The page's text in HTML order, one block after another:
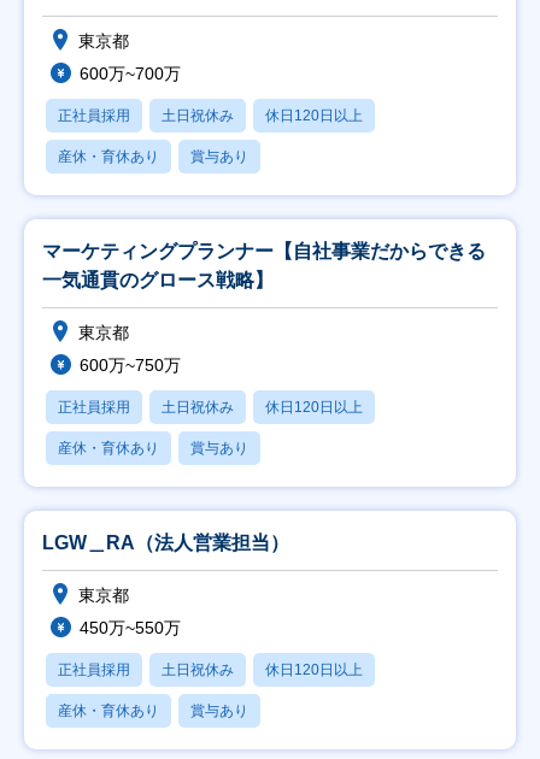
東京都
600万~700万
正社員採用 土日祝休み 休日120日以上
産休・育休あり 賞与あり
マーケティングプランナー【自社事業だからできる
一気通貫のグロース戦略】
東京都
600万~750万
正社員採用 土日祝休み 休日120日以上
産休・育休あり 賞与あり
LGW＿RA（法人営業担当）
東京都
450万~550万
正社員採用 土日祝休み 休日120日以上
産休・育休あり 賞与あり